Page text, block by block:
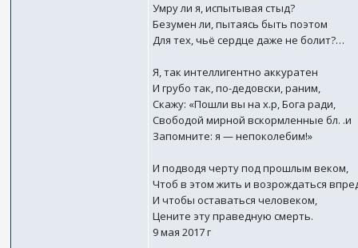
Умру ли я, испытывая стыд?
Безумен ли, пытаясь быть поэтом
Для тех, чьё сердце даже не болит?…
Я, так интеллигентно аккуратен
И грубо так, по-дедовски, раним,
Скажу: «Пошли вы на х.р, Бога ради,
Свободой мирной вскормленные бл. .и
Запомните: я — непоколебим!»
И подводя черту под прошлым веком,
Чтоб в этом жить и возрождаться
И чтобы оставаться человеком,
Цените эту праведную смерть.
9 мая 2017 г